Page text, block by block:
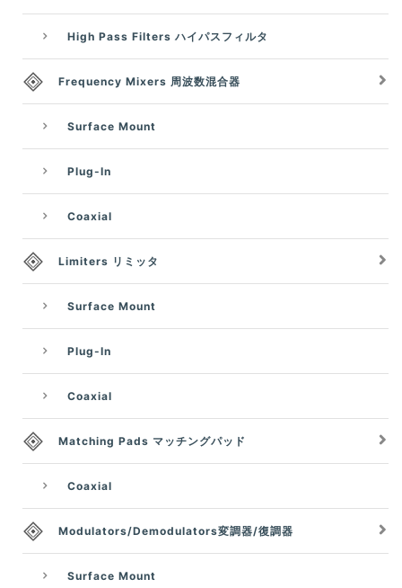
High Pass Filters ハイパスフィルタ
Frequency Mixers 周波数混合器
Surface Mount
Plug-In
Coaxial
Limiters リミッタ
Surface Mount
Plug-In
Coaxial
Matching Pads マッチングパッド
Coaxial
Modulators/Demodulators変調器/復調器
Surface Mount